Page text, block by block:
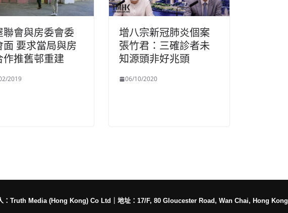
聯會與房委會委
面 要求當局與房
作推舊邨重建
2019
增八宗新冠肺炎個案
張竹君：三確診者未
知源頭非好兆頭
06/10/2020
：Truth Media (Hong Kong) Co Ltd 地址：17/F, 80 Gloucester Road, Wan Chai, Hong Kong